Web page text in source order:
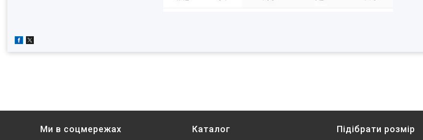
Ми в соцмережах Каталог Підібрати розмір